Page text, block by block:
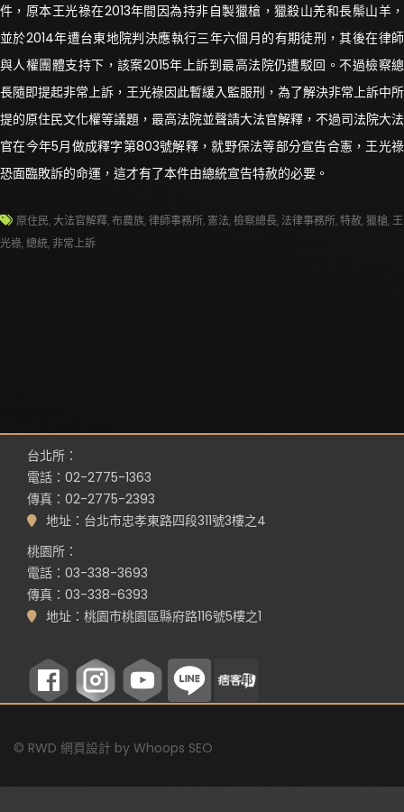
件，原本王光祿在2013年間因為持非自製獵槍，獵殺山羌和長鬃山羊，
並於2014年遭台東地院判決應執行三年六個月的有期徒刑，其後在律師
與人權團體支持下，該案2015年上訴到最高法院仍遭駁回。不過檢察總
長隨即提起非常上訴，王光祿因此暫緩入監服刑，為了解決非常上訴中所
提的原住民文化權等議題，最高法院並聲請大法官解釋，不過司法院大法
官在今年5月做成釋字第803號解釋，就野保法等部分宣告合憲，王光祿
恐面臨敗訴的命運，這才有了本件由總統宣告特赦的必要。
原住民,大法官解釋,布農族,律師事務所, 憲法,檢察總長, 法律事務所,特赦,獵槍,王
光祿,總統,非常上訴
台北所：
電話：02-2775-1363
傳真：02-2775-2393
地址：台北市忠孝東路四段311號3樓之4
桃園所：
電話：03-338-3693
傳真：03-338-6393
地址：桃園市桃園區縣府路116號5樓之1
© RWD 網頁設計 by Whoops SEO